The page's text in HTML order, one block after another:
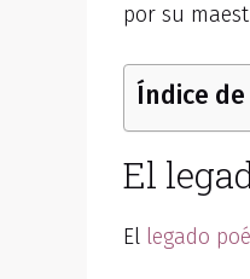
por su
Índice
El
El legado